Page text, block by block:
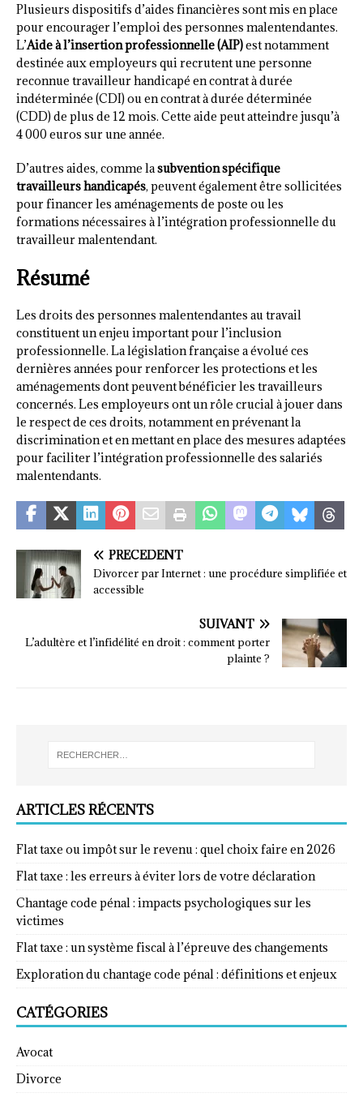
Plusieurs dispositifs d’aides financières sont mis en place
pour encourager l’emploi des personnes malentendantes.
L’Aide à l’insertion professionnelle (AIP)est notamment
destinée aux employeurs qui recrutent une personne
reconnue travailleur handicapé en contrat à durée
indéterminée (CDI) ou en contrat à durée déterminée
(CDD) de plus de 12 mois. Cette aide peut atteindre jusqu’à
4 000 euros sur une année.
D’autres aides, comme lasubvention spécifique
travailleurs handicapés, peuvent également être sollicitées
pour financer les aménagements de poste ou les
formations nécessaires à l’intégration professionnelle du
travailleur malentendant.
Résumé
Les droits des personnes malentendantes au travail
constituent un enjeu important pour l’inclusion
professionnelle. La législation française a évolué ces
dernières années pour renforcer les protections et les
aménagements dont peuvent bénéficier les travailleurs
concernés. Les employeurs ont un rôle crucial à jouer dans
le respect de ces droits, notamment en prévenant la
discrimination et en mettant en place des mesures adaptées
pour faciliter l’intégration professionnelle des salariés
malentendants.
PRÉCÉDENT
Divorcer par Internet : une procédure simplifiée et
accessible
SUIVANT
L’adultère et l’infidélité en droit : comment porter
plainte ?
ARTICLES RÉCENTS
Flat taxe ou impôt sur le revenu : quel choix faire en 2026
Flat taxe : les erreurs à éviter lors de votre déclaration
Chantage code pénal : impacts psychologiques sur les
victimes
Flat taxe : un système fiscal à l’épreuve des changements
Exploration du chantage code pénal : définitions et enjeux
CATÉGORIES
Avocat
Divorce